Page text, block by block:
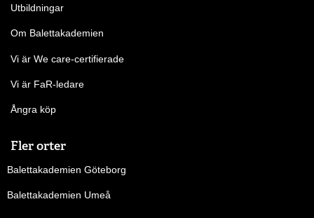
Utbildningar
Om Balettakademien
Vi är We care-certifierade
Vi är FaR-ledare
Ångra köp
Fler orter
Balettakademien Göteborg
Balettakademien Umeå